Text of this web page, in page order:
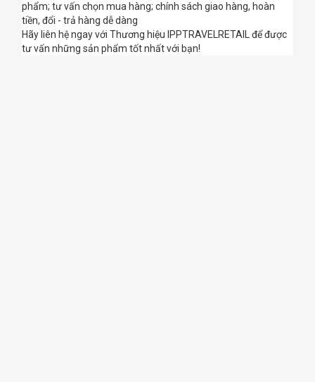
phẩm; tư vấn chọn mua hàng; chính sách giao hàng, hoàn
tiền, đổi - trả hàng dễ dàng
Hãy liên hệ ngay với Thương hiệu IPPTRAVELRETAIL để được
tư vấn những sản phẩm tốt nhất với bạn!